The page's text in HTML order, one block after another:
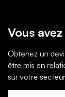
Vous
Obtenez un
être mis en
sur votre